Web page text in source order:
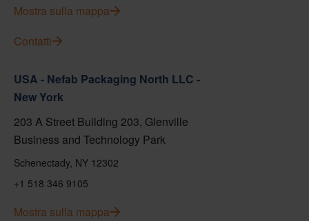
Mostra sulla mappa
Contatti
USA - Nefab Packaging North LLC -
New York
203 A Street Building 203, Glenville
Business and Technology Park
Schenectady, NY 12302
+1 518 346 9105
Mostra sulla mappa